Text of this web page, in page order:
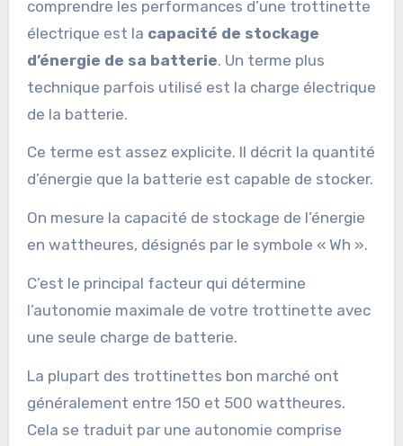
comprendre les performances d’une trottinette
électrique est la capacité de stockage
d’énergie de sa batterie. Un terme plus
technique parfois utilisé est la charge électrique
de la batterie.
Ce terme est assez explicite. Il décrit la quantité
d’énergie que la batterie est capable de stocker.
On mesure la capacité de stockage de l’énergie
en wattheures, désignés par le symbole « Wh ».
C’est le principal facteur qui détermine
l’autonomie maximale de votre trottinette avec
une seule charge de batterie.
La plupart des trottinettes bon marché ont
généralement entre 150 et 500 wattheures.
Cela se traduit par une autonomie comprise